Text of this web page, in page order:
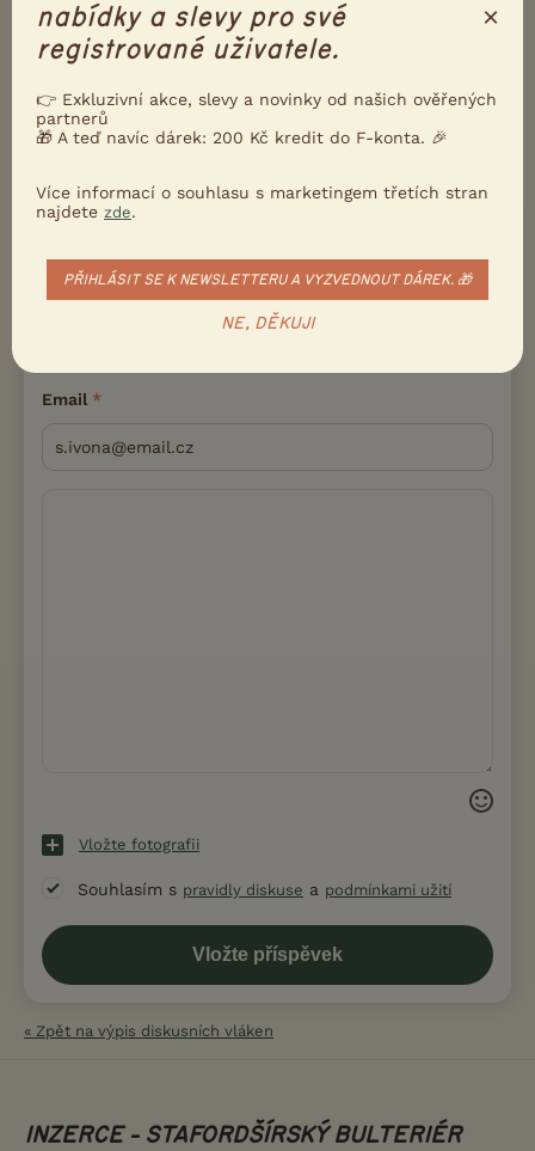
Přezdívka
Email
Vložte fotografii
Souhlasím s pravidly diskuse a podmínkami užití
« Zpět na výpis diskusních vláken
INZERCE - STAFORDŠÍRSKÝ BULTERIÉR
nabídky a slevy pro své
registrované uživatele.
×
👉 Exkluzivní akce, slevy a novinky od našich ověřených
partnerů
🎁 A teď navíc dárek: 200 Kč kredit do F-konta. 🎉
Více informací o souhlasu s marketingem třetích stran
najdete zde.
PŘIHLÁSIT SE K NEWSLETTERU A VYZVEDNOUT DÁREK. 🎁
NE, DĚKUJI